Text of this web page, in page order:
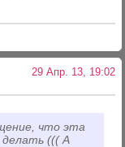
29 Апр. 13, 19:02
что эта
((( А